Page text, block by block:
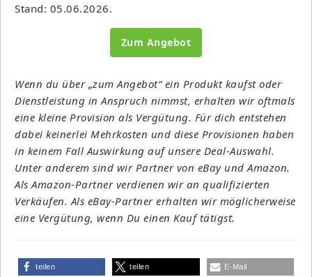
Stand: 05.06.2026.
Zum Angebot
Wenn du über „zum Angebot“ ein Produkt kaufst oder
Dienstleistung in Anspruch nimmst, erhalten wir oftmals
eine kleine Provision als Vergütung. Für dich entstehen
dabei keinerlei Mehrkosten und diese Provisionen haben
in keinem Fall Auswirkung auf unsere Deal-Auswahl.
Unter anderem sind wir Partner von eBay und Amazon.
Als Amazon-Partner verdienen wir an qualifizierten
Verkäufen. Als eBay-Partner erhalten wir möglicherweise
eine Vergütung, wenn Du einen Kauf tätigst.
teilen teilen E-Mail